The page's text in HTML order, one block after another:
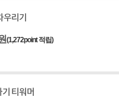
우리기
(1,272point 적립)
티워머